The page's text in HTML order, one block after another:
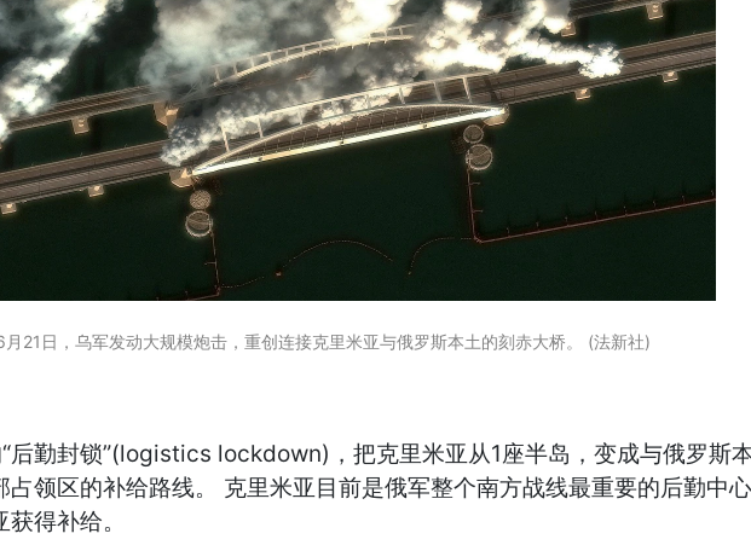
月21日，乌军发动大规模炮击，重创连接克里米亚与俄罗斯本土的刻赤大桥。 (法新社)
勤封锁”(logistics lockdown)，把克里米亚从1座半岛，变成与俄罗斯
领区的补给路线。 克里米亚目前是俄军整个南方战线最重要的后勤中
得补给。